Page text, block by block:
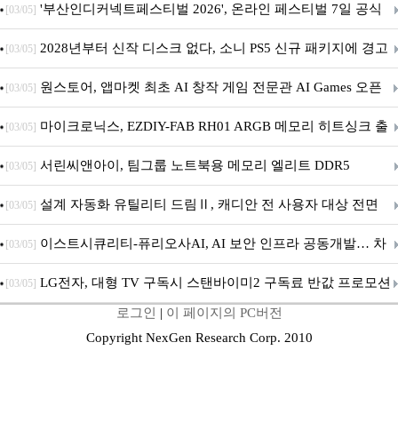
퍼 대기
[03/05] '부산인디커넥트페스티벌 2026', 온라인 페스티벌 7일 공식
개막... 22일간 진행
[03/05] 2028년부터 신작 디스크 없다, 소니 PS5 신규 패키지에 경고
문 추가
[03/05] 원스토어, 앱마켓 최초 AI 창작 게임 전문관 AI Games 오픈
[03/05] 마이크로닉스, EZDIY-FAB RH01 ARGB 메모리 히트싱크 출
시
[03/05] 서린씨앤아이, 팀그룹 노트북용 메모리 엘리트 DDR5
5600MHz 16GB 출시
[03/05] 설계 자동화 유틸리티 드림Ⅱ, 캐디안 전 사용자 대상 전면
무상 배포
[03/05] 이스트시큐리티-퓨리오사AI, AI 보안 인프라 공동개발… 차
세대 AI 보안 플랫폼 구축
[03/05] LG전자, 대형 TV 구독시 스탠바이미2 구독료 반값 프로모션
로그인 | 이 페이지의 PC버전
Copyright NexGen Research Corp. 2010